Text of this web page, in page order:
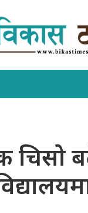
चिसो